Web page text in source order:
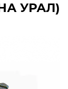
УРАЛ)